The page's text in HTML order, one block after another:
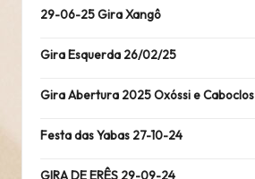
29-06-25 Gira Xangô
Gira Esquerda 26/02/25
Gira Abertura 2025 Oxóssi e Caboclos
Festa das Yabas 27-10-24
GIRA DE ERÊS 29-09-24